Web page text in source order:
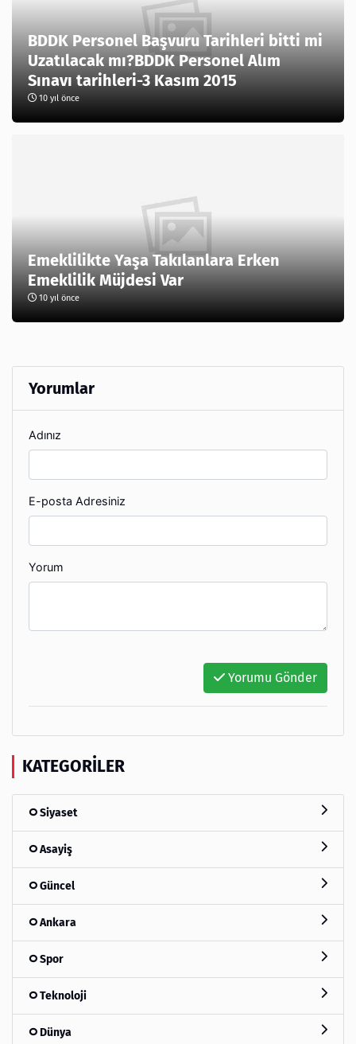
BDDK Personel Başvuru Tarihleri bitti mi
Uzatılacak mı?BDDK Personel Alım
Sınavı tarihleri-3 Kasım 2015
10 yıl önce
Emeklilikte Yaşa Takılanlara Erken
Emeklilik Müjdesi Var
10 yıl önce
Yorumlar
Adınız
E-posta Adresiniz
Yorum
Yorumu Gönder
KATEGORILER
Siyaset
Asayiş
Güncel
Ankara
Spor
Teknoloji
Dünya